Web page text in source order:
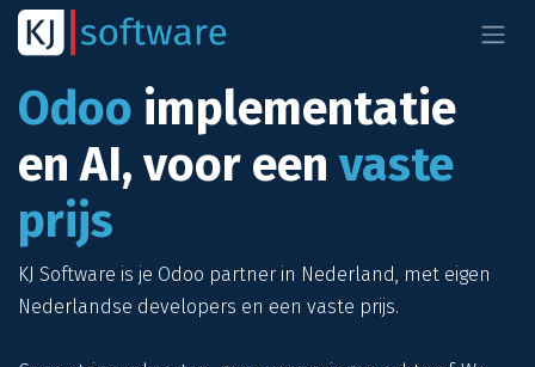
Overslaan naar inhoud
Odoo implementatie
en AI, voor een vaste
prijs
KJ Software is je Odoo partner in Nederland, met eigen
Nederlandse developers en een vaste prijs.